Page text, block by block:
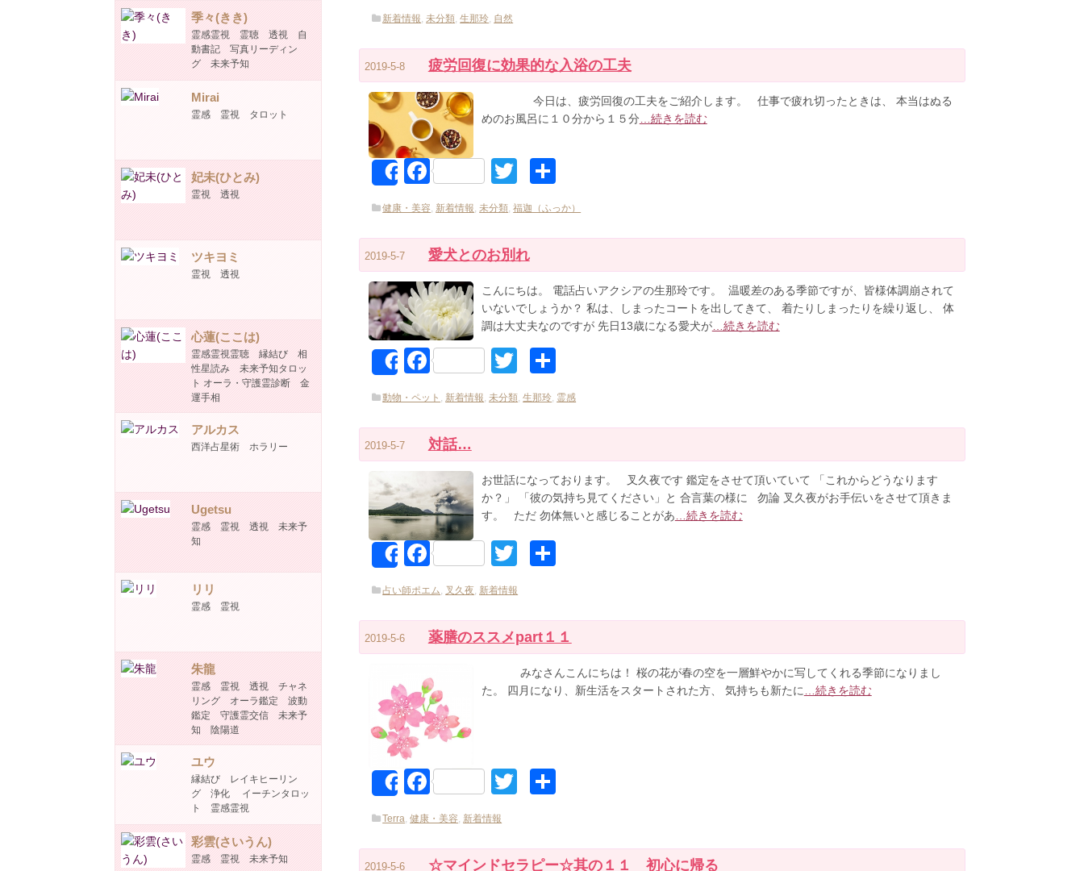
季々(きき)
霊感霊視 霊聴 透視 自
動書記 写真リーディン
グ 未来予知
Mirai
霊感 霊視 タロット
妃未(ひとみ)
霊視 透視
ツキヨミ
霊視 透視
心蓮(ここは)
霊感霊視霊聴 縁結び 相
性星読み 未来予知タロッ
ト オーラ・守護霊診断 金
運手相
アルカス
西洋占星術 ホラリー
Ugetsu
霊感 霊視 透視 未来予
知
リリ
霊感 霊視
朱龍
霊感 霊視 透視 チャネ
リング オーラ鑑定 波動
鑑定 守護霊交信 未来予
知 陰陽道
ユウ
縁結び レイキヒーリン
グ 浄化 イーチンタロッ
ト 霊感霊視
彩雲(さいうん)
霊感 霊視 未来予知
新着情報,未分類,生那玲, 自然
2019-5-8 疲労回復に効果的な入浴の工夫
今日は、疲労回復の工夫をご紹介します。 仕事で疲れ切ったときは、 本当はぬる
めのお風呂に１０分から１５分…続きを読む
ShareFacebookTwitter
有
健康・美容 新着情報 ,未分類 ,福迦（ふっか）
2019-5-7 愛犬とのお別れ
こんにちは。 電話占いアクシアの生那玲です。 温暖差のある季節ですが、皆様体調崩されて
いないでしょうか？ 私は、しまったコートを出してきて、 着たりしまったりを繰り返し、 体
調は大丈夫なのですが 先日13歳になる愛犬が…続きを読む
ShareFacebookTwitter
有
動物・ペット 新着情報 ,未分類 ,生那玲 霊感
2019-5-7 対話…
お世話になっております。 叉久夜です 鑑定をさせて頂いていて 「これからどうなります
か？」 「彼の気持ち見てください」と 合言葉の様に 勿論 叉久夜がお手伝いをさせて頂きま
す。 ただ 勿体無いと感じることがあ …続きを読む
ShareFacebookTwitter
占い師ポエム 叉久夜 新着情報
2019-5-6 薬膳のススメpart１１
みなさんこんにちは！ 桜の花が春の空を一層鮮やかに写してくれる季節になりまし
た。 四月になり、新生活をスタートされた方、 気持ちも新たに
…続きを読む
ShareFacebookTwitter
Terra ,健康・美容 新着情報
2019-5-6 ☆マインドセラピー☆其の１１ 初心に帰る